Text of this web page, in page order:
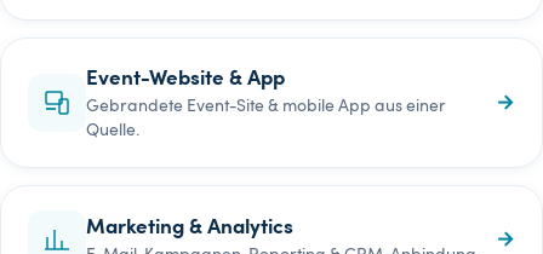
Event-Website & App
Gebrandete Event-Site & mobile App aus einer
Quelle.
→
Marketing & Analytics
→